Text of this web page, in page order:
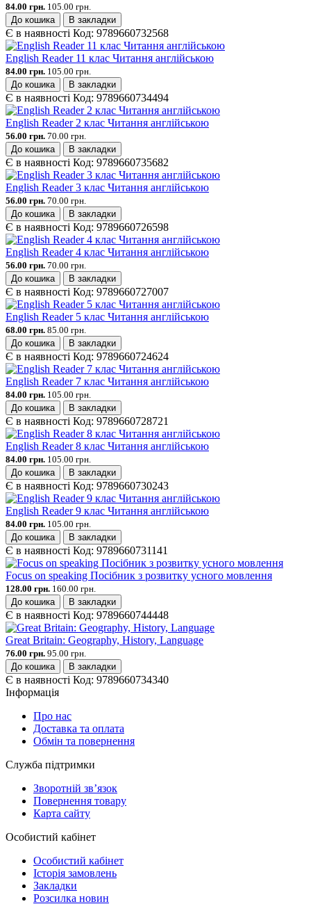
84.00 грн. 105.00 грн.
До кошика
В закладки
Є в наявності Код: 9789660732568
English Reader 11 клас Читання англійською
84.00 грн. 105.00 грн.
До кошика
В закладки
Є в наявності Код: 9789660734494
English Reader 2 клас Читання англійською
56.00 грн. 70.00 грн.
До кошика
В закладки
Є в наявності Код: 9789660735682
English Reader 3 клас Читання англійською
56.00 грн. 70.00 грн.
До кошика
В закладки
Є в наявності Код: 9789660726598
English Reader 4 клас Читання англійською
56.00 грн. 70.00 грн.
До кошика
В закладки
Є в наявності Код: 9789660727007
English Reader 5 клас Читання англійською
68.00 грн. 85.00 грн.
До кошика
В закладки
Є в наявності Код: 9789660724624
English Reader 7 клас Читання англійською
84.00 грн. 105.00 грн.
До кошика
В закладки
Є в наявності Код: 9789660728721
English Reader 8 клас Читання англійською
84.00 грн. 105.00 грн.
До кошика
В закладки
Є в наявності Код: 9789660730243
English Reader 9 клас Читання англійською
84.00 грн. 105.00 грн.
До кошика
В закладки
Є в наявності Код: 9789660731141
Focus on speaking Посібник з розвитку усного мовлення
128.00 грн. 160.00 грн.
До кошика
В закладки
Є в наявності Код: 9789660744448
Great Britain: Geography, History, Language
76.00 грн. 95.00 грн.
До кошика
В закладки
Є в наявності Код: 9789660734340
Інформація
Про нас
Доставка та оплата
Обмін та повернення
Служба підтримки
Зворотній зв’язок
Повернення товару
Карта сайту
Особистий кабінет
Особистий кабінет
Історія замовлень
Закладки
Розсилка новин